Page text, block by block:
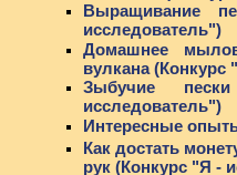
Выращивание
исследователь")
Домашнее
вулкана (Конкурс
Зыбучие
исследователь")
Интересные
Как достать
рук (Конкурс "Я -